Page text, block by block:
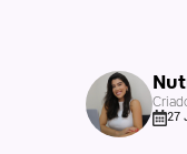
27